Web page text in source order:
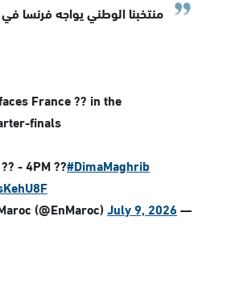
منتخبنا الوطني يواجه فرنسا
France ?? in the
finals
- 4PM ??#DimaMaghrib
— Équipe du Maroc (@EnMaroc)
July 9, 2026